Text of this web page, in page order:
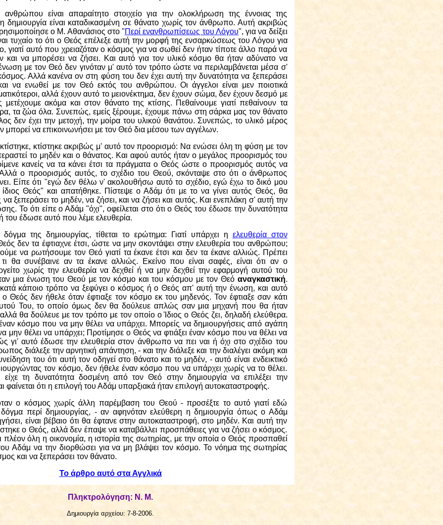
είναι απαραίτητο στοιχείο για την ολοκλήρωση της έννοιας της
η δημιουργία είναι καταδικασμένη σε θάνατο χωρίς τον άνθρωπο. Αυτή ακριβώς
ο Μ. Αθανάσιος στο "Περί ενανθρωπίσεως του Λόγου", για να δείξει
τυχαίο το ότι ο Θεός επέλεξε αυτή την μορφή της ενσαρκώσεως του Λόγου για
γιατί αυτό που χρειαζόταν ο κόσμος για να σωθεί δεν ήταν τίποτε άλλο παρά να
και να μπορέσει να ζήσει. Και αυτό για τον υλικό κόσμο θα ήταν αδύνατο να
με τον Θεό δεν γινόταν μ' αυτό τον τρόπο ώστε να περιλαμβάνεται μέσα σ'
Αλλά κανένα ον στη φύση του δεν έχει αυτή την δυνατότητα να ξεπεράσει
να ενωθεί με τον Θεό εκτός του ανθρώπου. Οι άγγελοι είναι μεν ποιοτικά
αλλά έχουν αυτό το μειονέκτημα, δεν έχουν σώμα, δεν έχουν δεσμό με
μετέχουμε ακόμα και στον θάνατο της κτίσης. Πεθαίνουμε γιατί πεθαίνουν τα
τα ζώα όλα. Συνεπώς, εμείς ξέρουμε, έχουμε πάνω στη σάρκα μας τον θάνατο
δεν έχει την μετοχή, την μοίρα του υλικού θανάτου. Συνεπώς, το υλικό μέρος
μπορεί να επικοινωνήσει με τον Θεό δια μέσου των αγγέλων.
κτίστηκε ακριβώς μ' αυτό τον προορισμό: Να ενώσει όλη τη φύση με τον
το μηδέν και ο θάνατος. Και αφού αυτός ήταν ο μεγάλος προορισμός του
κανείς να τα κάνει έτσι τα πράγματα ο Θεός ώστε ο προορισμός αυτός να
Αλλά ο προορισμός αυτός, το σχέδιο του Θεού, σκόνταψε στο ότι ο άνθρωπος
Είπε ότι "εγώ δεν θέλω ν' ακολουθήσω αυτό το σχέδιο, εγώ έχω το δικό μου
Θεός" και απατήθηκε. Πίστεψε ο Αδάμ ότι με το να γίνει αυτός Θεός, θα
ξεπεράσει το μηδέν, να ζήσει, και να ζήσει και αυτός. Και ενεπλάκη σ' αυτή την
Το ότι είπε ο Αδάμ "όχι", οφείλεται στο ότι ο Θεός του έδωσε την δυνατότητα
του έδωσε αυτό που λέμε ελευθερία.
της δημιουργίας, τίθεται το ερώτημα: Γιατί υπάρχει η ελευθερία στον
δεν τα έφτιαχνε έτσι, ώστε να μην σκοντάψει στην ελευθερία του ανθρώπου;
να ρωτήσουμε τον Θεό γιατί τα έκανε έτσι και δεν τα έκανε αλλιώς. Πρέπει
θα συνέβαινε αν τα έκανε αλλιώς. Εκείνο που είναι σαφές, είναι ότι αν ο
χωρίς την ελευθερία να δεχθεί ή να μην δεχθεί την εφαρμογή αυτού του
μια ένωση του Θεού με τον κόσμο και του κόσμου με τον Θεό αναγκαστική.
κάποιο τρόπο να ξεφύγει ο κόσμος ή ο Θεός απ' αυτή την ένωση, και αυτό
Θεός δεν ήθελε όταν έφτιαξε τον κόσμο εκ του μηδενός. Τον έφτιαξε σαν κάτι
Του, το οποίο όμως δεν θα δούλευε απλώς σαν μια μηχανή που θα ήταν
θα δούλευε με τον τρόπο με τον οποίο ο Ίδιος ο Θεός ζει, δηλαδή ελεύθερα.
κόσμο που να μην θέλει να υπάρχει. Μπορείς να δημιουργήσεις από αγάπη
μην θέλει να υπάρχει; Προτίμησε ο Θεός να φτιάξει έναν κόσμο που να θέλει να
γι' αυτό έδωσε την ελευθερία στον άνθρωπο να πει ναι ή όχι στο σχέδιο του
διάλεξε την αρνητική απάντηση, - και την διάλεξε και την διαλέγει ακόμη και
του ότι αυτή τον οδηγεί στο θάνατο και το μηδέν, - αυτό είναι ενδεικτικό
τον κόσμο, δεν ήθελε έναν κόσμο που να υπάρχει χωρίς να το θέλει.
τη δυνατότητα δοσμένη από τον Θεό στην δημιουργία να επιλέξει την
φαίνεται ότι η επιλογή του Αδάμ υπαρξιακά ήταν επιλογή αυτοκαταστροφής.
ο κόσμος χωρίς άλλη παρέμβαση του Θεού - προσέξτε το αυτό γιατί εδώ
δόγμα περί δημιουργίας, - αν αφηνόταν ελεύθερη η δημιουργία όπως ο Αδάμ
είναι βέβαιο ότι θα έφτανε στην αυτοκαταστροφή, στο μηδέν. Και αυτή την
ο Θεός, αλλά δεν έπαψε να καταβάλλει προσπάθειες για να ζήσει ο κόσμος.
πλέον όλη η οικονομία, η ιστορία της σωτηρίας, με την οποία ο Θεός προσπαθεί
Αδάμ να την διορθώσει για να μη βλάψει τον κόσμο. Το νόημα της σωτηρίας
και να ξεπεράσει τον θάνατο.
Το άρθρο αυτό στα Αγγλικά
Πληκτρολόγηση: Ν. Μ.
Δημιουργία αρχείου: 7-8-2006.